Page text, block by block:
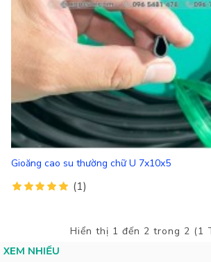
Gioăng cao su thường chữ U 7x10x5
(1)
Hiển thị 1 đến 2 trong 2 (1
XEM NHIỀU